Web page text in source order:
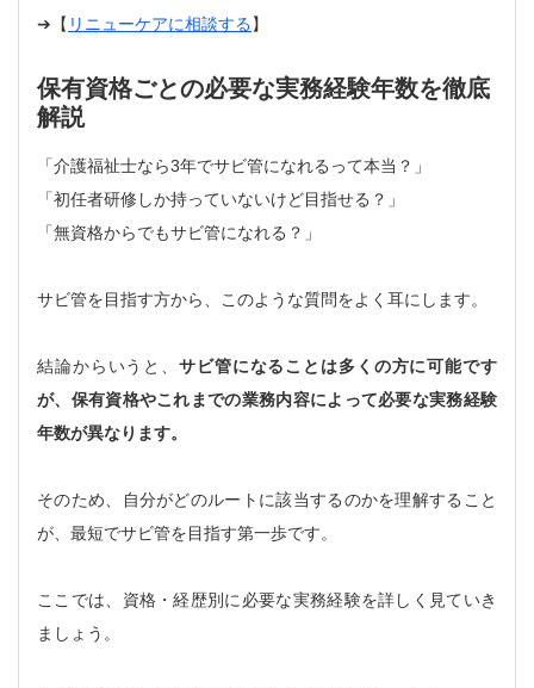
➔【 リニューケアに相談する】
保有資格ごとの必要な実務経験年数を徹底
解説
「介護福祉士なら3年でサビ管になれるって本当？」
「初任者研修しか持っていないけど目指せる？」
「無資格からでもサビ管になれる？」
サビ管を目指す方から、このような質問をよく耳にします。
結論からいうと、サビ管になることは多くの方に可能です
が、保有資格やこれまでの業務内容によって必要な実務経験
年数が異なります。
そのため、自分がどのルートに該当するのかを理解すること
が、最短でサビ管を目指す第一歩です。
ここでは、資格・経歴別に必要な実務経験を詳しく見ていき
ましょう。